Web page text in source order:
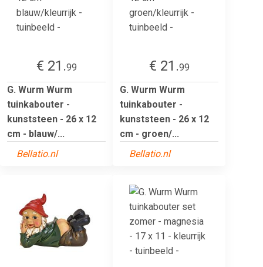
€ 21.99
G. Wurm Wurm
tuinkabouter -
kunststeen - 26 x 12
cm - blauw/...
Bellatio.nl
€ 21.99
G. Wurm Wurm
tuinkabouter -
kunststeen - 26 x 12
cm - groen/...
Bellatio.nl